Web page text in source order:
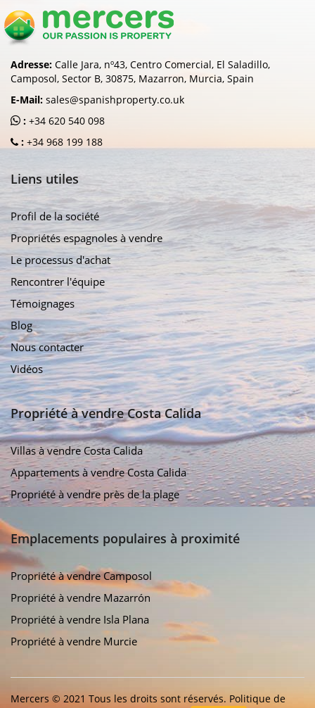
Adresse: Calle Jara, nº43, Centro Comercial, El Saladillo,
Camposol, Sector B, 30875, Mazarron, Murcia, Spain
E-Mail: sales@spanishproperty.co.uk
: +34 620 540 098
: +34 968 199 188
Liens utiles
Profil de la société
Propriétés espagnoles à vendre
Le processus d'achat
Rencontrer l'équipe
Témoignages
Blog
Nous contacter
Vidéos
Propriété à vendre Costa Calida
Villas à vendre Costa Calida
Appartements à vendre Costa Calida
Propriété à vendre près de la plage
Emplacements populaires à proximité
Propriété à vendre Camposol
Propriété à vendre Mazarrón
Propriété à vendre Isla Plana
Propriété à vendre Murcie
Mercers © 2021 Tous les droits sont réservés. Politique de